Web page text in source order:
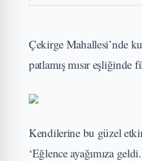
Çekirge Mahallesi’nde
patlamış mısır
Kendilerine bu güzel
‘Eğlence ayağımıza